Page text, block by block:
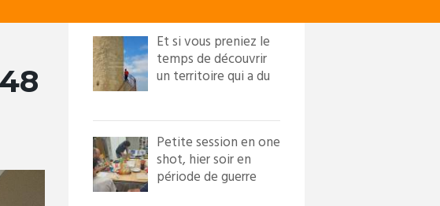
Et si vous preniez le
temps de découvrir
un territoire qui a du
Petite session en one
shot, hier soir en
période de guerre